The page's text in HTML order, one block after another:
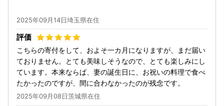
2025年09月14日埼玉県在住
こちらの寄付をして、およそ一カ月になりますが、まだ届い
ておりません。とても美味しそうなので、とても楽しみにし
ています。本来ならば、妻の誕生日に、お祝いの料理で食べ
たかったのですが、間に合わなかったのが残念です。
2025年09月08日茨城県在住